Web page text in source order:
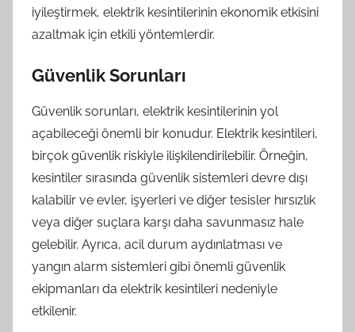
iyileştirmek, elektrik kesintilerinin ekonomik etkisini
azaltmak için etkili yöntemlerdir.
Güvenlik Sorunları
Güvenlik sorunları, elektrik kesintilerinin yol
açabileceği önemli bir konudur. Elektrik kesintileri,
birçok güvenlik riskiyle ilişkilendirilebilir. Örneğin,
kesintiler sırasında güvenlik sistemleri devre dışı
kalabilir ve evler, işyerleri ve diğer tesisler hırsızlık
veya diğer suçlara karşı daha savunmasız hale
gelebilir. Ayrıca, acil durum aydınlatması ve
yangın alarm sistemleri gibi önemli güvenlik
ekipmanları da elektrik kesintileri nedeniyle
etkilenir.